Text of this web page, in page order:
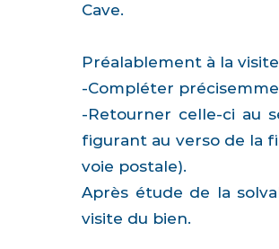
Cave.
Préalablement à la
-Compléter
-Retourner celle-ci au
figurant au verso de la
voie postale).
Après étude de la
visite du bien.